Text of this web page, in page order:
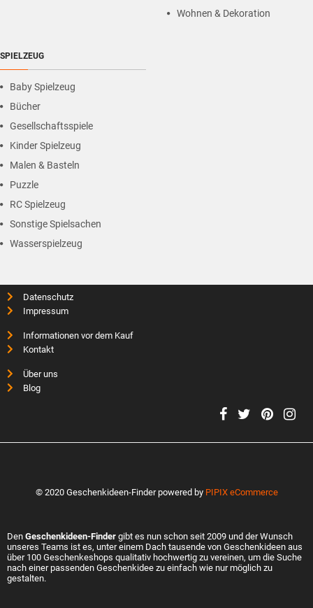
Wohnen & Dekoration
SPIELZEUG
Baby Spielzeug
Bücher
Gesellschaftsspiele
Kinder Spielzeug
Malen & Basteln
Puzzle
RC Spielzeug
Sonstige Spielsachen
Wasserspielzeug
Datenschutz
Impressum
Informationen vor dem Kauf
Kontakt
Über uns
Blog
© 2020 Geschenkideen-Finder powered by PIPIX eCommerce
Den Geschenkideen-Finder gibt es nun schon seit 2009 und der Wunsch
unseres Teams ist es, unter einem Dach tausende von Geschenkideen aus
über 100 Geschenkeshops qualitativ hochwertig zu vereinen, um die Suche
nach einer passenden Geschenkidee zu einfach wie nur möglich zu
gestalten.